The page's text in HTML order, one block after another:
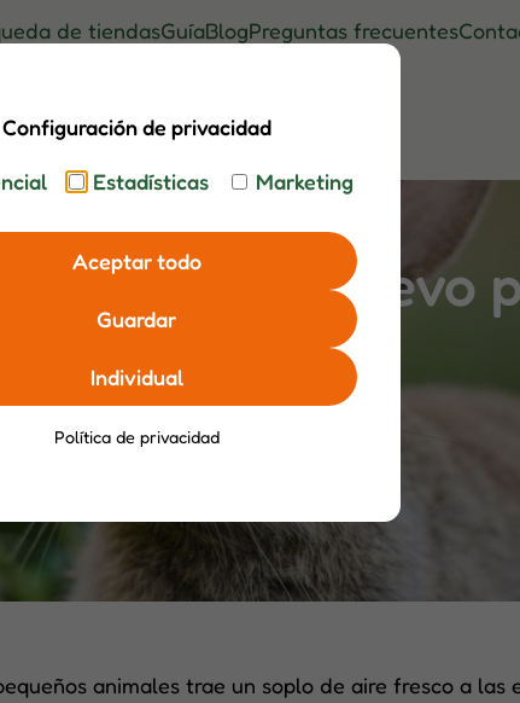
de tiendasGuíaBlogPreguntas frecuentes
Todo nuevo
animales trae un soplo de aire fresco a las
Configuración de privacidad
Estadísticas Marketing
Aceptar todo
Guardar
Individual
Política de privacidad